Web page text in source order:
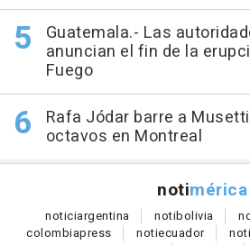
Guatemala.- Las
anuncian el fin de la
Fuego
Rafa Jódar barre a
octavos en Montreal
notimérica
noticiargentina notibolivia
colombiapress notiecuador